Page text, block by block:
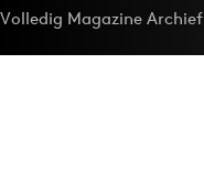
Volledig Magazine Archief